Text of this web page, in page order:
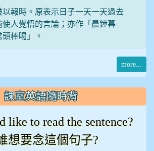
報時。原表示日子一天一天過去
人覺悟的言論；亦作「晨鐘暮
棒喝」。
more...
課室英語隨時背
like to read the sentence?
想要念這個句子?